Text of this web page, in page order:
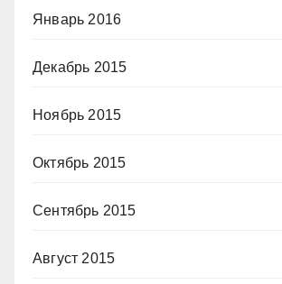
Январь 2016
Декабрь 2015
Ноябрь 2015
Октябрь 2015
Сентябрь 2015
Август 2015